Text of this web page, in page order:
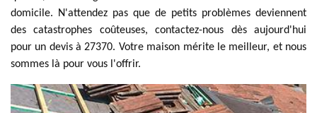
domicile. N'attendez pas que de petits problèmes deviennent
des catastrophes coûteuses, contactez-nous dès aujourd'hui
pour un devis à 27370. Votre maison mérite le meilleur, et nous
sommes là pour vous l'offrir.